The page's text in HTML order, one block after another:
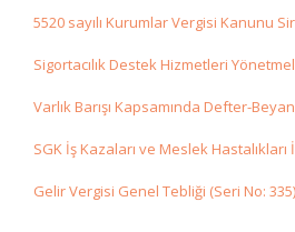
5520 sayılı Kurumlar Vergisi Kanunu
Sigortacılık Destek Hizmetleri
Varlık Barışı Kapsamında Defter-
SGK İş Kazaları ve Meslek
Gelir Vergisi Genel Tebliği (Seri No: 335)